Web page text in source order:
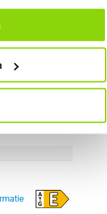
altijd intrekken, dit doe je
‘Cookievoorkeuren’